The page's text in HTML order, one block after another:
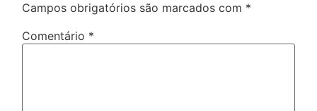
Campos obrigatórios são marcados com *
Comentário *